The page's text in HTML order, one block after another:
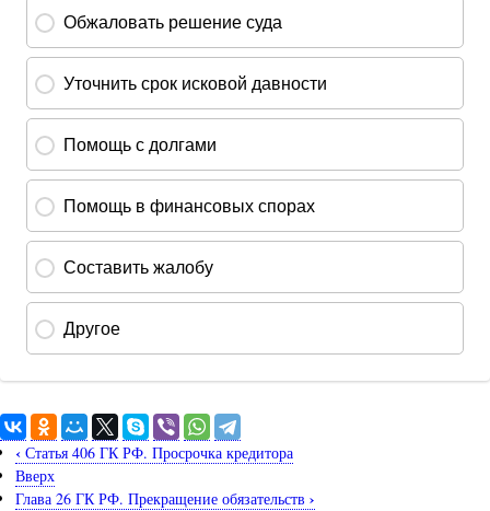
‹ Статья 406 ГК РФ. Просрочка кредитора
Вверх
Глава 26 ГК РФ. Прекращение обязательств ›